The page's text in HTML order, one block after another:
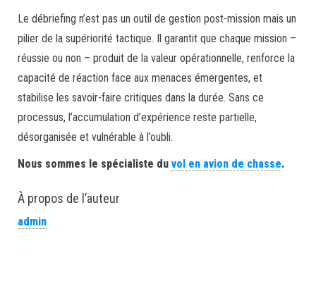
Le débriefing n’est pas un outil de gestion post-mission mais un
pilier de la supériorité tactique. Il garantit que chaque mission –
réussie ou non – produit de la valeur opérationnelle, renforce la
capacité de réaction face aux menaces émergentes, et
stabilise les savoir-faire critiques dans la durée. Sans ce
processus, l’accumulation d’expérience reste partielle,
désorganisée et vulnérable à l’oubli.
Nous sommes le spécialiste du vol en avion de chasse.
À propos de l’auteur
admin